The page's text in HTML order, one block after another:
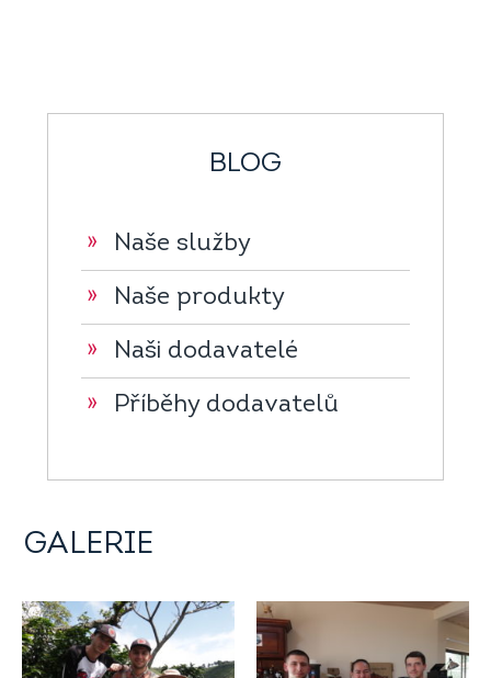
BLOG
» Naše služby
» Naše produkty
» Naši dodavatelé
» Příběhy dodavatelů
GALERIE